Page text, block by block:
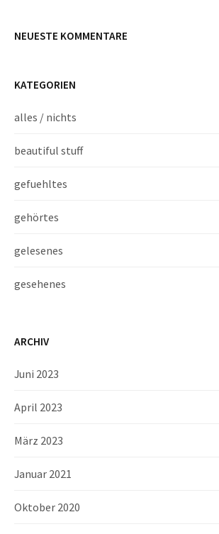
NEUESTE KOMMENTARE
KATEGORIEN
alles / nichts
beautiful stuff
gefuehltes
gehörtes
gelesenes
gesehenes
ARCHIV
Juni 2023
April 2023
März 2023
Januar 2021
Oktober 2020